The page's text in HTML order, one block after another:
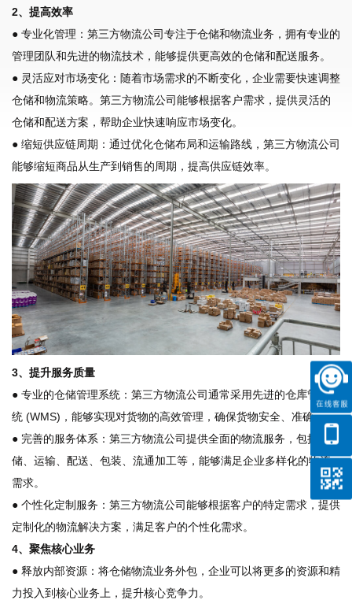
2、提高效率
● 专业化管理：第三方物流公司专注于仓储和物流业务，拥有专业的
管理团队和先进的物流技术，能够提供更高效的仓储和配送服务。
● 灵活应对市场变化：随着市场需求的不断变化，企业需要快速调整
仓储和物流策略。第三方物流公司能够根据客户需求，提供灵活的
仓储和配送方案，帮助企业快速响应市场变化。
● 缩短供应链周期：通过优化仓储布局和运输路线，第三方物流公司
能够缩短商品从生产到销售的周期，提高供应链效率。
3、提升服务质量
● 专业的仓储管理系统：第三方物流公司通常采用先进的仓库管理系
统 (WMS)，能够实现对货物的高效管理，确保货物安全、准确。
● 完善的服务体系：第三方物流公司提供全面的物流服务，包括仓
储、运输、配送、包装、流通加工等，能够满足企业多样化的物流
需求。
● 个性化定制服务：第三方物流公司能够根据客户的特定需求，提供
定制化的物流解决方案，满足客户的个性化需求。
4、聚焦核心业务
● 释放内部资源：将仓储物流业务外包，企业可以将更多的资源和精
力投入到核心业务上，提升核心竞争力。